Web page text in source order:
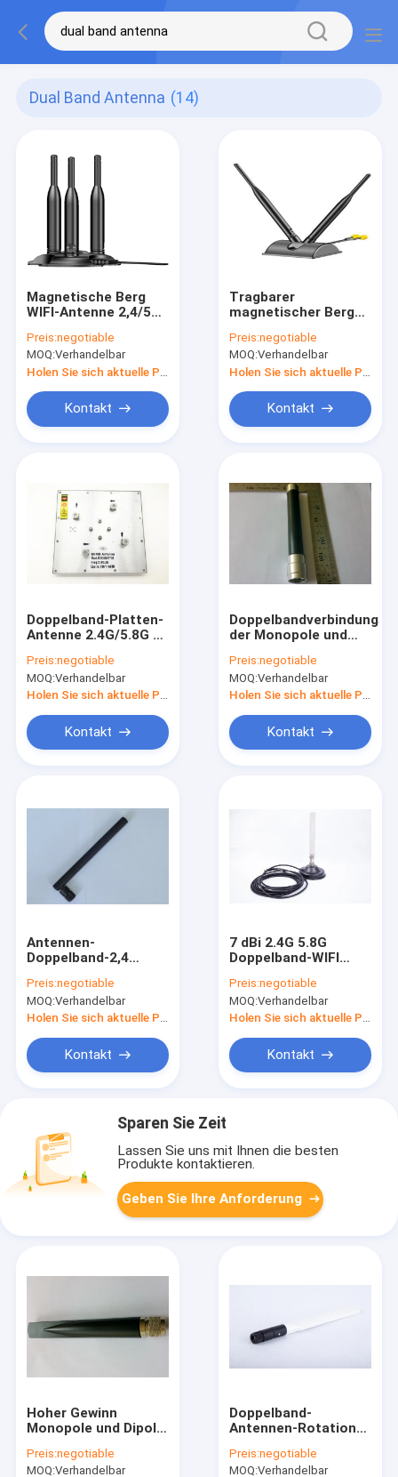
Dual Band Antenna (14)
Magnetische Berg
WIFI-Antenne 2,4/5
Doppelbandantennen-
für System IEEE
802,11 WLAN
Preis:negotiable
MOQ:Verhandelbar
Kontakt
Tragbarer
magnetischer Berg
Antenne für Digital
Fernsehsystem
Preis:negotiable
MOQ:Verhandelbar
Kontakt
Doppelband-Platten-
Antenne 2.4G/5.8G 4g
250*250*25 MIMO
Preis:negotiable
MOQ:Verhandelbar
Kontakt
der Monopole und
Omni der Antennen-
2.4G 5dBi N
Preis:negotiable
MOQ:Verhandelbar
Kontakt
Antennen-
Doppelband-2,4
Längen-116MM WIFI
Omni für Fräser
Preis:negotiable
MOQ:Verhandelbar
Holen Sie sich aktuelle Preis
Kontakt
7 dBi 2.4G 5.8G
Doppelband-WIFI
mit magnetischem
Berg
Preis:negotiable
MOQ:Verhandelbar
Holen Sie sich aktuelle Preis
Kontakt
Sparen Sie Zeit
Lassen Sie uns mit Ihnen die besten
Produkte kontaktieren.
Geben Sie Ihre Anforderung
Hoher Gewinn
Monopole und Dipol-
Doppelbanddbi 7 mit
n-Verbindungsstück
Preis:negotiable
MOQ:Verhandelbar
Doppelband-
Antennen-Rotations-
AN2458-13158WB
2.4G 5.8G WIFI
Preis:negotiable
MOQ:Verhandelbar